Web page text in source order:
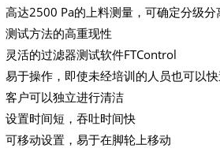
高达2500 Pa的上料测量，可确定分级分
测试方法的高重现性
灵活的过滤器测试软件FTControl
易于操作，即使未经培训的人员也可以
客户可以独立进行清洁
设置时间短，吞吐时间快
可移动设置，易于在脚轮上移动